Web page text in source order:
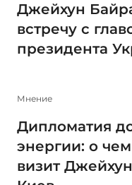
Джейхун
встречу с
президента
Мнение
Дипломатия
энергии: о
визит